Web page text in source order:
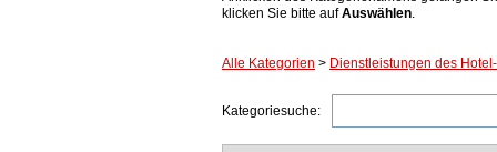
klicken Sie bitte aufAuswählen.
Alle Kategorien > Dienstleistungen des
Kategoriesuche: